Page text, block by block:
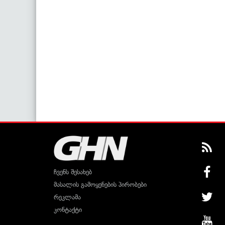
ჩვენს შესახებ
მასალის გამოყენების პირობები
რეკლამა
კონტაქტი